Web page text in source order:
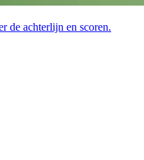
de achterlijn en scoren.